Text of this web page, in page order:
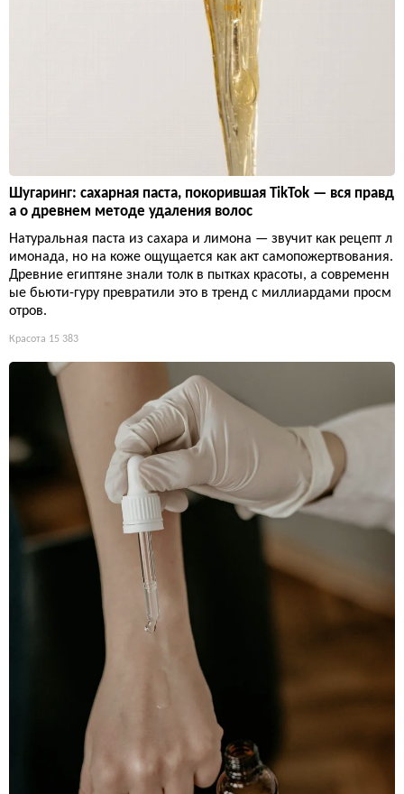
Шугаринг: сахарная паста, покорившая TikTok — вся правд
а о древнем методе удаления волос
Натуральная паста из сахара и лимона — звучит как рецепт л
имонада, но на коже ощущается как акт самопожертвования.
Древние египтяне знали толк в пытках красоты, а современн
ые бьюти-гуру превратили это в тренд с миллиардами просм
отров.
Красота 15 383